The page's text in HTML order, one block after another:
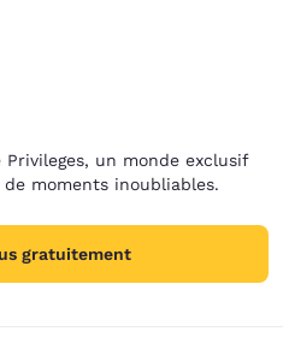
Privileges, un monde exclusif
moments inoubliables.
gratuitement